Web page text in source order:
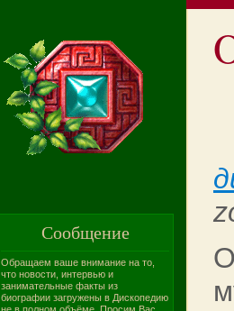
Сообщение
Обращаем ваше внимание на то,
что новости, интервью и
занимательные факты из
биографии загружены в Дископедию